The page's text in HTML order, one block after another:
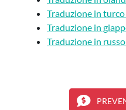
Traduzione in
Traduzione in
Traduzione in